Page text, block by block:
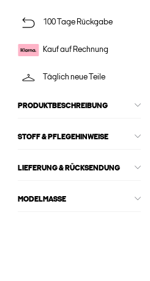
100 Tage Rückgabe
Kauf auf Rechnung
Täglich neue Teile
PRODUKTBESCHREIBUNG
STOFF & PFLEGEHINWEISE
LIEFERUNG & RÜCKSENDUNG
MODELMASSE